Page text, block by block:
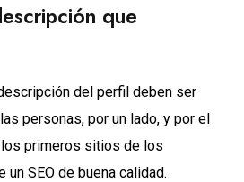
que
del perfil deben ser
personas, por un lado, y por el
primeros sitios de los
SEO de buena calidad.